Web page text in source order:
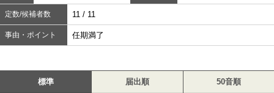
定数/候補者数 11 / 11
事由・ポイント 任期満了
標準 届出順 50音順